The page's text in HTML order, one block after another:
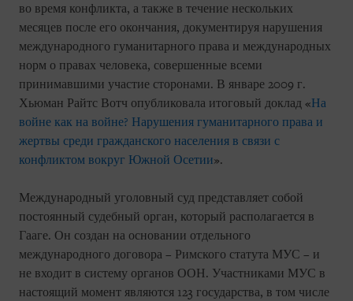
во время конфликта, а также в течение нескольких
месяцев после его окончания, документируя нарушения
международного гуманитарного права и международных
норм о правах человека, совершенные всеми
принимавшими участие сторонами. В январе 2009 г.
Хьюман Райтс Вотч опубликовала итоговый доклад «На
войне как на войне? Нарушения гуманитарного права и
жертвы среди гражданского населения в связи с
конфликтом вокруг Южной Осетии».
Международный уголовный суд представляет собой
постоянный судебный орган, который располагается в
Гааге. Он создан на основании отдельного
международного договора – Римского статута МУС – и
не входит в систему органов ООН. Участниками МУС в
настоящий момент являются 123 государства, в том числе